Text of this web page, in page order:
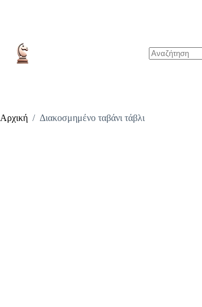
Αρχική / Διακοσμημένο ταβάνι τάβλι